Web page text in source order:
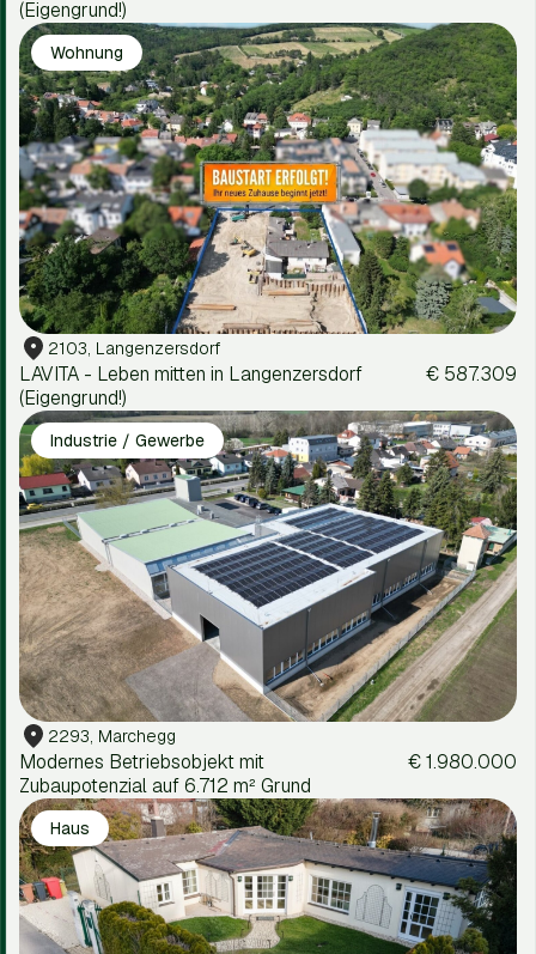
(Eigengrund!)
Wohnung
2103, Langenzersdorf
LAVITA - Leben mitten in Langenzersdorf
(Eigengrund!)
€ 587.309
Industrie / Gewerbe
2293, Marchegg
Modernes Betriebsobjekt mit
Zubaupotenzial auf 6.712 m² Grund
€ 1.980.000
Haus